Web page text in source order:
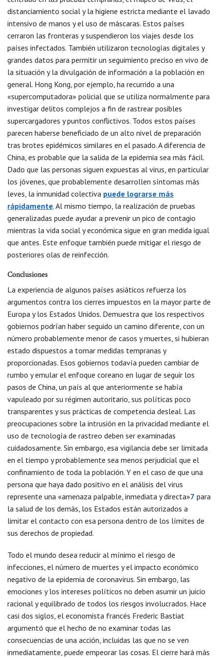
distanciamiento social y la higiene estricta mediante el lavado
intensivo de manos y el uso de máscaras. Estos países
cerraron las fronteras y suspendieron los viajes desde los
países infectados. También utilizaron tecnologías digitales y
grandes datos para permitir un seguimiento preciso en vivo de
la situación y la divulgación de información a la población en
general. Hong Kong, por ejemplo, ha recurrido a una
«supercomputadora» policial que se utiliza normalmente para
investigar delitos complejos a fin de rastrear posibles
supercargadores y puntos conflictivos. Todos estos países
parecen haberse beneficiado de un alto nivel de preparación
tras brotes epidémicos similares en el pasado. A diferencia de
China, es probable que la salida de la epidemia sea más fácil.
Dado que las personas siguen expuestas al virus, en particular
los jóvenes, que probablemente desarrollen síntomas más
leves, la inmunidad colectiva puede lograrse más
rápidamente. Al mismo tiempo, la realización de pruebas
generalizadas puede ayudar a prevenir un pico de contagio
mientras la vida social y económica sigue en gran medida igual
que antes. Este enfoque también puede mitigar el riesgo de
posteriores olas de reinfección.
Conclusiones
La experiencia de algunos países asiáticos refuerza los
argumentos contra los cierres impuestos en la mayor parte de
Europa y los Estados Unidos. Demuestra que los respectivos
gobiernos podrían haber seguido un camino diferente, con un
número probablemente menor de casos y muertes, si hubieran
estado dispuestos a tomar medidas tempranas y
proporcionadas. Esos gobiernos todavía pueden cambiar de
rumbo y emular el enfoque coreano en lugar de seguir los
pasos de China, un país al que anteriormente se había
vapuleado por su régimen autoritario, sus políticas poco
transparentes y sus prácticas de competencia desleal. Las
preocupaciones sobre la intrusión en la privacidad mediante el
uso de tecnología de rastreo deben ser examinadas
cuidadosamente. Sin embargo, esa vigilancia debe ser limitada
en el tiempo y probablemente sea menos perjudicial que el
confinamiento de toda la población. Y en el caso de que una
persona que haya dado positivo en el análisis del virus
represente una «amenaza palpable, inmediata y directa»7 para
la salud de los demás, los Estados están autorizados a
limitar el contacto con esa persona dentro de los límites de
sus derechos de propiedad.
Todo el mundo desea reducir al mínimo el riesgo de
infecciones, el número de muertes y el impacto económico
negativo de la epidemia de coronavirus. Sin embargo, las
emociones y los intereses políticos no deben asumir un juicio
racional y equilibrado de todos los riesgos involucrados. Hace
casi dos siglos, el economista francés Frederic Bastiat
argumentó que el hecho de no examinar todas las
consecuencias de una acción, incluidas las que no se ven
inmediatamente, puede empeorar las cosas. El cierre hará más